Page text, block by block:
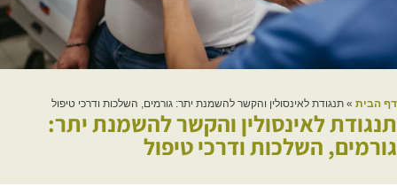
דף הבית » תנגודת לאינסולין והקשר להשמנת יתר: גורמים, השלכות ודרכי טיפול
תנגודת לאינסולין והקשר להשמנת יתר:
גורמים, השלכות ודרכי טיפול